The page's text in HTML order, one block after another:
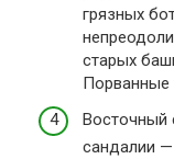
грязных
старых
Порванные
Восточный
сандалии